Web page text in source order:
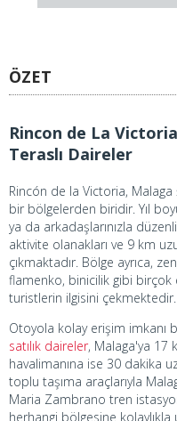
ÖZET
Rincon de La
Teraslı Daireler
Rincón de la Victoria, Malaga
bir bölgelerden biridir. Yıl
ya da arkadaşlarınızla
aktivite olanakları ve 9 km
çıkmaktadır. Bölge ayrıca,
flamenko, binicilik gibi birçok
turistlerin ilgisini çekmektedir.
Otoyola kolay erişim imkanı
satılık daireler, Malaga'ya 17
havalimanına ise 30 dakika
toplu taşıma araçlarıyla
Maria Zambrano tren
herhangi bölgesine kolaylıkla